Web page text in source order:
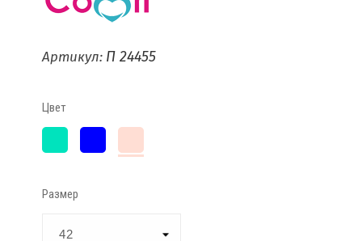
Артикул: П 24455
Цвет
пудры
Размер